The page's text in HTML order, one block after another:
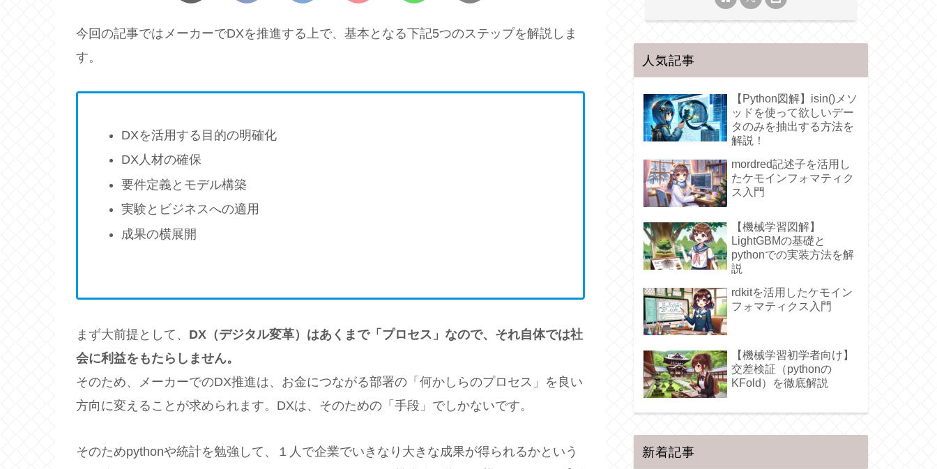
今回の記事ではメーカーでDXを推進する上で、基本となる下記5つのステップを解説しま
す。
DXを活用する目的の明確化
DX人材の確保
要件定義とモデル構築
実験とビジネスへの適用
成果の横展開
まず大前提として、 DX（デジタル変革）はあくまで「プロセス」なので、それ自体では社
会に利益をもたらしません。
そのため、メーカーでのDX推進は、お金につながる部署の「何かしらのプロセス」を良い
方向に変えることが求められます。DXは、そのための「手段」でしかないです。
そのためpythonや統計を勉強して、１人で企業でいきなり大きな成果が得られるかという
人気記事
【Python図解】isin()メソ
ッドを使って欲しいデー
タのみを抽出する方法を
解説！
mordred記述子を活用し
たケモインフォマティク
ス入門
【機械学習図解】
LightGBMの基礎と
pythonでの実装方法を解
説
rdkitを活用したケモイン
フォマティクス入門
【機械学習初学者向け】
交差検証（pythonの
KFold）を徹底解説
新着記事